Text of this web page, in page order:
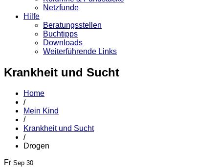
Netzfunde
Hilfe
Beratungsstellen
Buchtipps
Downloads
Weiterführende Links
Krankheit und Sucht
Home
/
Mein Kind
/
Krankheit und Sucht
/
Drogen
Fr Sep 30